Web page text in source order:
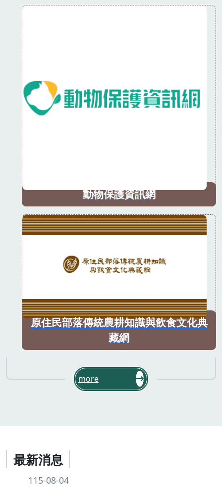
動物保護資訊網
原住民部落傳統農耕知識與飲食文化典
藏網
more
最新消息
115-08-04